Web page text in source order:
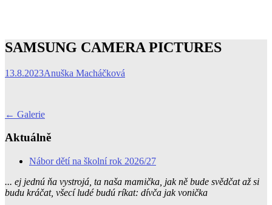
SAMSUNG CAMERA PICTURES
13.8.2023Anuška Macháčková
Post
← Galerie
Aktuálně
Nábor dětí na školní rok 2026/27
... ej jednú ňa vystrojá, ta naša mamička, jak ně bude svědčat až si
budu kráčat, všecí ludé budú ríkat: dívča jak vonička